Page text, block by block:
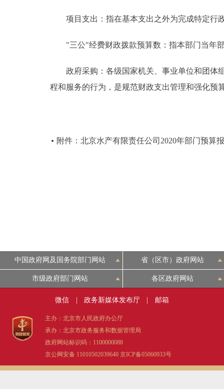
项目支出：指在基本支出之外为完成特定行
"三公"经费财政拨款预算数：指本部门当年部
政府采购：各级国家机关、事业单位和团体组
程和服务的行为，是规范财政支出管理和强化预
附件：北京水产有限责任公司2020年部门预算
中国政府网及国务院部门网站 省（区市）政府网站
市级政府部门网站 各区政府网站
微信 政务新媒体发布厅 邮箱
主办：北京市人民政府办公厅
承办：北京市政务服务和数据管理局
政府网站标识码：1100000088
京公网安备 11010502039640 京ICP备05060933号